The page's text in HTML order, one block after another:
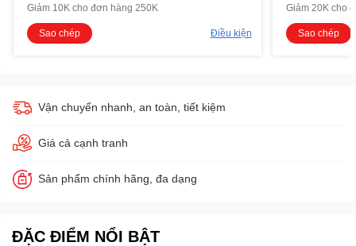
Giảm 10K cho đơn hàng 250K
Sao chép Điều kiện
Giảm 20K cho
Sao chép
Vận chuyển nhanh, an toàn, tiết kiệm
Giá cả cạnh tranh
Sản phẩm chính hãng, đa dạng
ĐẶC ĐIỂM NỔI BẬT